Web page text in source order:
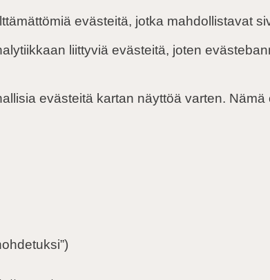
evästeitä, jotka mahdollistavat
liittyviä evästeitä, joten
evästeitä kartan näyttöä varten.